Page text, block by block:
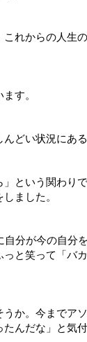
これからの人生
す。
どい状況にあ
」という関わり
ました。
自分が今の自分
と笑って「バ
うか。今までア
んだな」と気付